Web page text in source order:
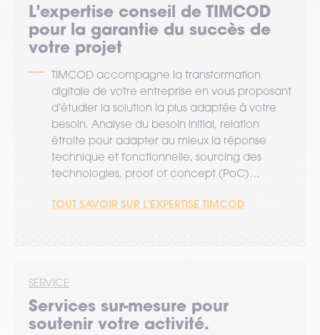
L’expertise conseil de TIMCOD
pour la garantie du succès de
votre projet
TIMCOD accompagne la transformation
digitale de votre entreprise en vous proposant
d'étudier la solution la plus adaptée à votre
besoin. Analyse du besoin initial, relation
étroite pour adapter au mieux la réponse
technique et fonctionnelle, sourcing des
technologies, proof of concept (PoC)…
TOUT SAVOIR SUR L'EXPERTISE TIMCOD
SERVICE
Services sur-mesure pour
soutenir votre activité.